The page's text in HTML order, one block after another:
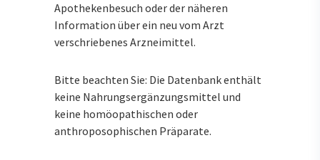
Apothekenbesuch oder der näheren
Information über ein neu vom Arzt
verschriebenes Arzneimittel.
Bitte beachten Sie: Die Datenbank enthält
keine Nahrungsergänzungsmittel und
keine homöopathischen oder
anthroposophischen Präparate.